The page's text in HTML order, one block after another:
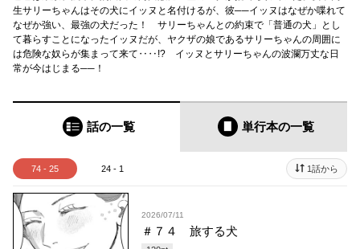
生サリーちゃんはその犬にイッヌと名付けるが、彼──イッヌはなぜか喋れて
なぜか強い、最強の犬だった！ サリーちゃんとの約束で「普通の犬」とし
て暮らすことになったイッヌだが、ヤクザの娘であるサリーちゃんの周囲に
は危険な奴らが集まって来て‥‥!? イッヌとサリーちゃんの波瀾万丈な日
常が今はじまる──！
話の一覧 単行本の一覧
74 - 25 24 - 1 1話から
2026/07/11
＃７４ 旅する犬